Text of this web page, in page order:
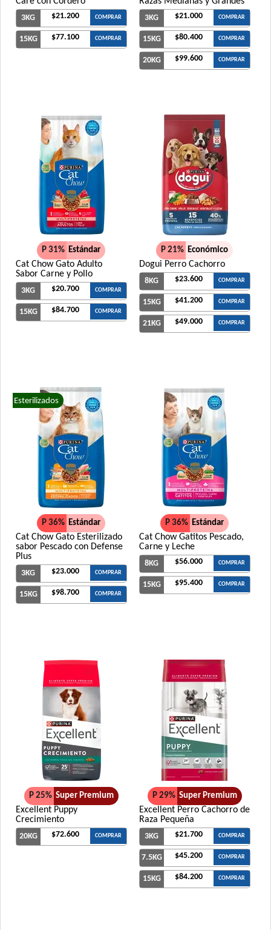
3KG $21.200 COMPRAR
15KG $77.100 COMPRAR
3KG $21.000 COMPRAR
15KG $80.400 COMPRAR
20KG $99.600 COMPRAR
P 31% Estándar
Cat Chow Gato Adulto
Sabor Carne y Pollo
3KG $20.700 COMPRAR
15KG $84.700 COMPRAR
P 21% Económico
Dogui Perro Cachorro
8KG $23.600 COMPRAR
15KG $41.200 COMPRAR
21KG $49.000 COMPRAR
Esterilizados
P 36% Estándar
Cat Chow Gato Esterilizado
sabor Pescado con Defense
Plus
3KG $23.000 COMPRAR
15KG $98.700 COMPRAR
P 36% Estándar
Cat Chow Gatitos Pescado,
Carne y Leche
8KG $56.000 COMPRAR
15KG $95.400 COMPRAR
P 25% Super Premium
Excellent Puppy
Crecimiento
20KG $72.600 COMPRAR
P 29% Super Premium
Excellent Perro Cachorro de
Raza Pequeña
3KG $21.700 COMPRAR
7.5KG $45.200 COMPRAR
15KG $84.200 COMPRAR